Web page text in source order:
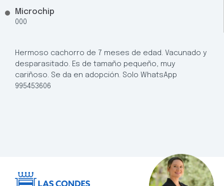
Microchip
000
Hermoso cachorro de 7 meses de edad. Vacunado y
desparasitado. Es de tamaño pequeño, muy
cariñoso. Se da en adopción. Solo WhatsApp
995453606